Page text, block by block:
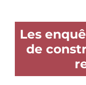
Les
de